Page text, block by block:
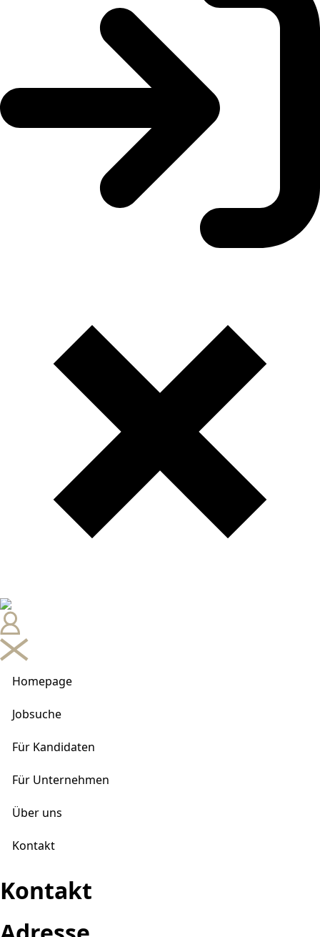
Homepage
Jobsuche
Für Kandidaten
Für Unternehmen
Über uns
Kontakt
Kontakt